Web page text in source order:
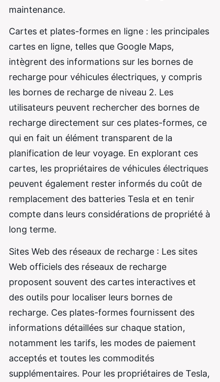
maintenance.
Cartes et plates-formes en ligne : les principales
cartes en ligne, telles que Google Maps,
intègrent des informations sur les bornes de
recharge pour véhicules électriques, y compris
les bornes de recharge de niveau 2. Les
utilisateurs peuvent rechercher des bornes de
recharge directement sur ces plates-formes, ce
qui en fait un élément transparent de la
planification de leur voyage. En explorant ces
cartes, les propriétaires de véhicules électriques
peuvent également rester informés du coût de
remplacement des batteries Tesla et en tenir
compte dans leurs considérations de propriété à
long terme.
Sites Web des réseaux de recharge : Les sites
Web officiels des réseaux de recharge
proposent souvent des cartes interactives et
des outils pour localiser leurs bornes de
recharge. Ces plates-formes fournissent des
informations détaillées sur chaque station,
notamment les tarifs, les modes de paiement
acceptés et toutes les commodités
supplémentaires. Pour les propriétaires de Tesla,